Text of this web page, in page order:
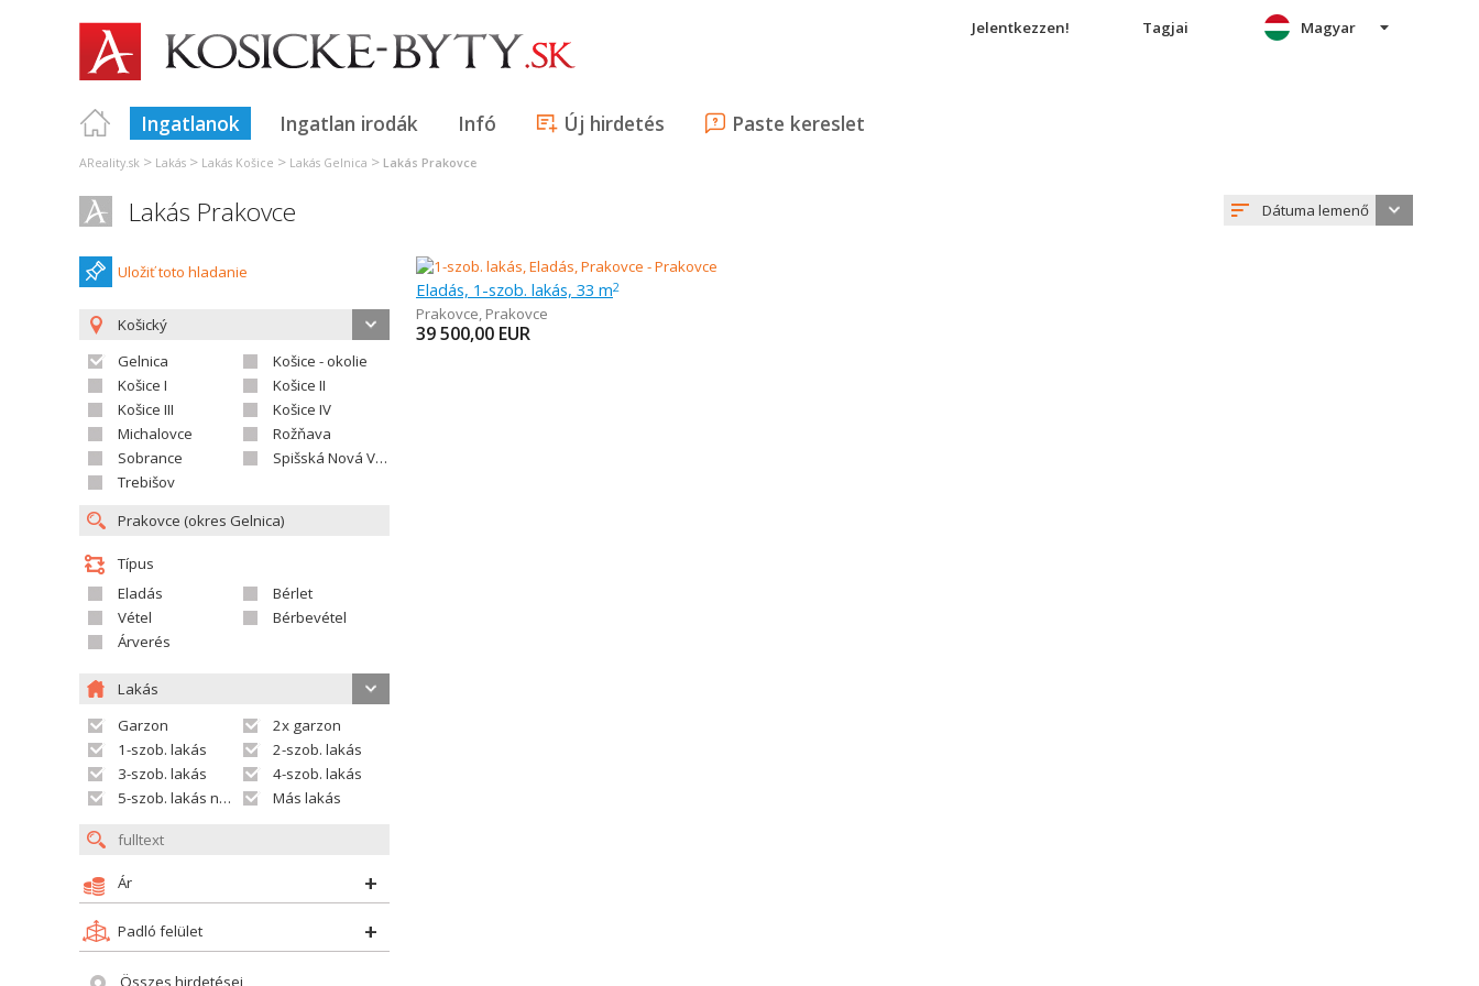
Jelentkezzen! Tagjai
Ingatlanok Ingatlan irodák Infó Új hirdetés Paste kereslet
Magyar
AReality.sk > Lakás > Lakás Košice > Lakás Gelnica > Lakás Prakovce
Lakás Prakovce Dátuma lemenő
Uložiť toto hladanie
Košický
Gelnica
Košice - okolie
Košice I
Košice II
Košice III
Košice IV
Michalovce
Rožňava
Sobrance
Spišská Nová Ves
Trebišov
Típus
Eladás
Bérlet
Vétel
Bérbevétel
Árverés
Lakás
Garzon
2x garzon
1-szob. lakás
2-szob. lakás
3-szob. lakás
4-szob. lakás
5-szob. lakás nagyobb
Más lakás
Ár
Padló felület
Összes hirdetései
Eladás, 1-szob. lakás, 33 m2
Prakovce, Prakovce
39 500,00 EUR